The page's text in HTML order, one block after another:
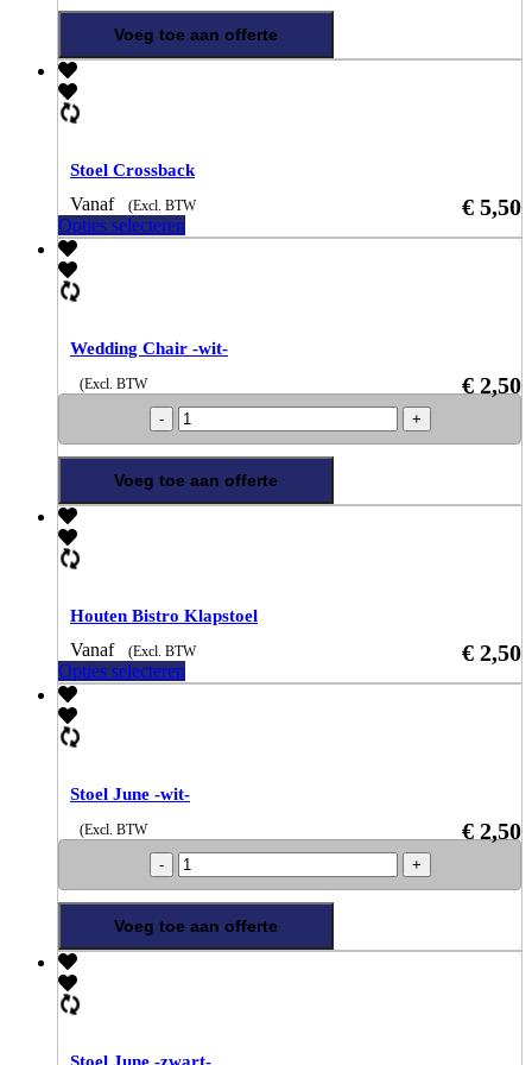
-
zwart-
aantal
Voeg toe aan offerte
Stoel Crossback
Vanaf € 5,50
(Excl. BTW
Opties selecteren
Wedding Chair -wit-
€ 2,50
(Excl. BTW
Wedding
Chair
-
wit-
aantal
Voeg toe aan offerte
Houten Bistro Klapstoel
Vanaf € 2,50
(Excl. BTW
Opties selecteren
Stoel June -wit-
€ 2,50
(Excl. BTW
Stoel
June
-
wit-
aantal
Voeg toe aan offerte